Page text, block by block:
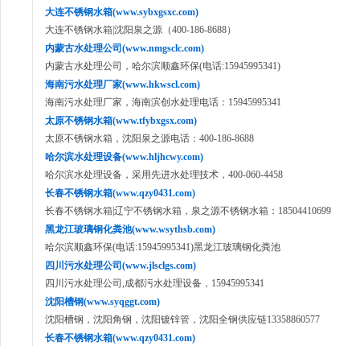
大连不锈钢水箱(www.sybxgsxc.com)
大连不锈钢水箱|沈阳泉之源（400-186-8688）
内蒙古水处理公司(www.nmgsclc.com)
内蒙古水处理公司，哈尔滨顺鑫环保(电话:15945995341)
海南污水处理厂家(www.hkwscl.com)
海南污水处理厂家，海南滨创水处理电话：15945995341
太原不锈钢水箱(www.tfybxgsx.com)
太原不锈钢水箱，沈阳泉之源电话：400-186-8688
哈尔滨水处理设备(www.hljhcwy.com)
哈尔滨水处理设备，采用先进水处理技术，400-060-4458
长春不锈钢水箱(www.qzy0431.com)
长春不锈钢水箱|辽宁不锈钢水箱，泉之源不锈钢水箱：18504410699
黑龙江玻璃钢化粪池(www.wsythsb.com)
哈尔滨顺鑫环保(电话:15945995341)黑龙江玻璃钢化粪池
四川污水处理公司(www.jlsclgs.com)
四川污水处理公司,成都污水处理设备，15945995341
沈阳槽钢(www.syqggt.com)
沈阳槽钢，沈阳角钢，沈阳镀锌管，沈阳全钢供应链13358860577
长春不锈钢水箱(www.qzy0431.com)